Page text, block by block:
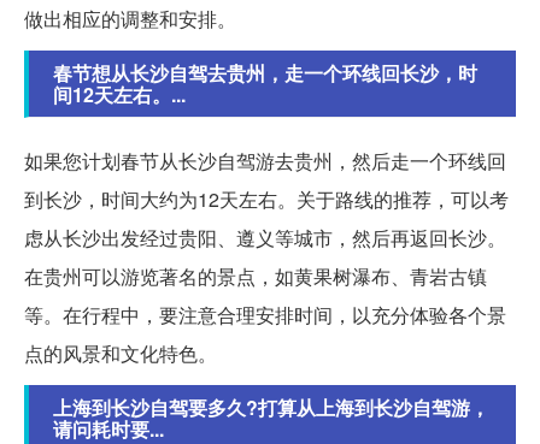
做出相应的调整和安排。
春节想从长沙自驾去贵州，走一个环线回长沙，时
间12天左右。...
如果您计划春节从长沙自驾游去贵州，然后走一个环线回
到长沙，时间大约为12天左右。关于路线的推荐，可以考
虑从长沙出发经过贵阳、遵义等城市，然后再返回长沙。
在贵州可以游览著名的景点，如黄果树瀑布、青岩古镇
等。在行程中，要注意合理安排时间，以充分体验各个景
点的风景和文化特色。
上海到长沙自驾要多久?打算从上海到长沙自驾游，
请问耗时要...